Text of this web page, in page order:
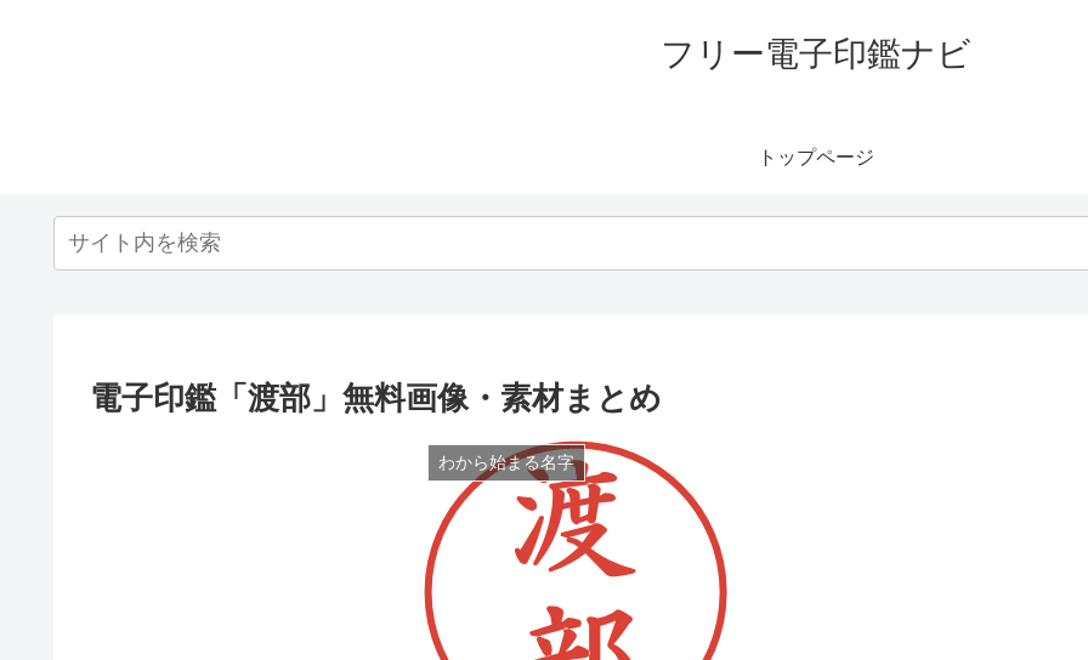
フリー電子印鑑ナビ
トップページ
電子印鑑「渡部」無料画像・素材まとめ
わから始まる名字